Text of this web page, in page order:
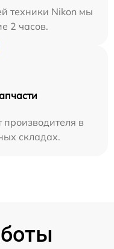
техники Nikon мы
2 часов.
производителя в
складах.